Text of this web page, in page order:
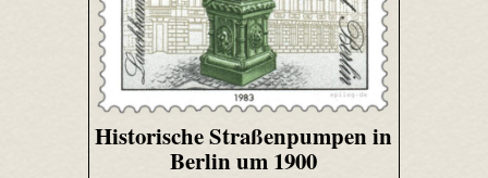
Historische Straßenpumpen in
Berlin um 1900